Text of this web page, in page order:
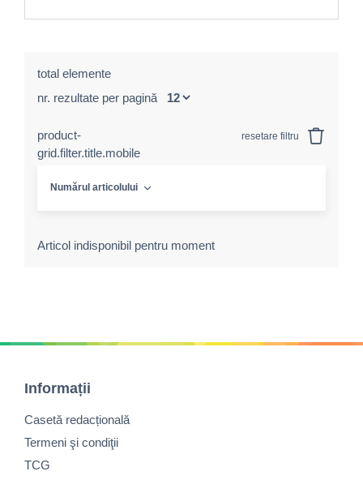
total elemente
nr. rezultate per pagină
product-
grid.filter.title.mobile
resetare filtru
Numărul articolului
Articol indisponibil pentru moment
Informații
Casetă redacțională
Termeni şi condiţii
TCG